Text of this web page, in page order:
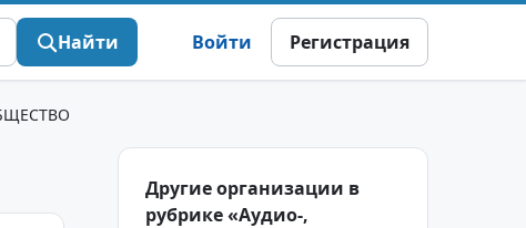
Найти Войти Регистрация
Другие организации в
рубрике «Аудио-,